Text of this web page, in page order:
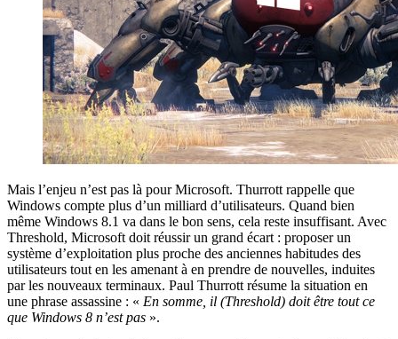
Mais l’enjeu n’est pas là pour Microsoft. Thurrott rappelle que
Windows compte plus d’un milliard d’utilisateurs. Quand bien
même Windows 8.1 va dans le bon sens, cela reste insuffisant. Avec
Threshold, Microsoft doit réussir un grand écart : proposer un
système d’exploitation plus proche des anciennes habitudes des
utilisateurs tout en les amenant à en prendre de nouvelles, induites
par les nouveaux terminaux. Paul Thurrott résume la situation en
une phrase assassine : « En somme, il (Threshold) doit être tout ce
que Windows 8 n’est pas ».